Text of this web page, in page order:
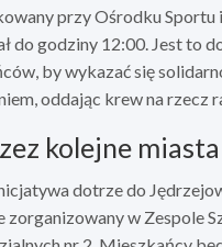
przy Ośrodku Sportu
do godziny 12:00. Jest to
by wykazać się
oddając krew na rzecz
kolejne miasta
dotrze do
zorganizowany w Zespole